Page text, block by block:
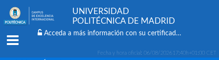
Fecha y hora oficial: 06/08/202617:40h+01:00 CET
UNIVERSIDAD
POLITÉCNICA DE MADRID
Acceda a más información con su certificado digital